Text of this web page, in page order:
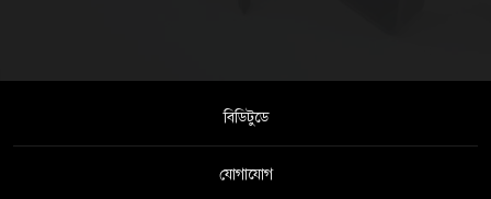
বিডিটুডে
যোগাযোগ